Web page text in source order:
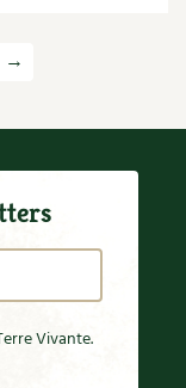
→
Vivante.